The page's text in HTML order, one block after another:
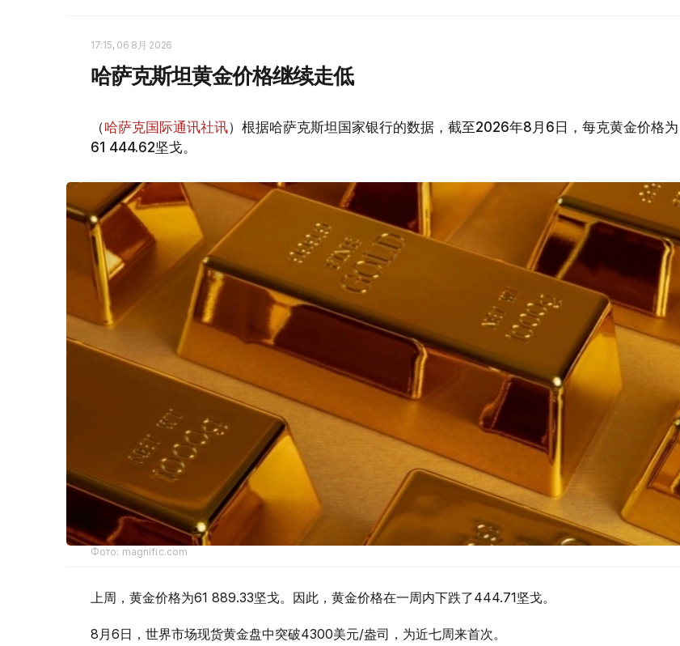
17:15, 06 8月 2026
哈萨克斯坦黄金价格继续走低
（哈萨克国际通讯社讯）根据哈萨克斯坦国家银行的数据，截至2026年8月6日，每克黄金价格为
61 444.62坚戈。
Фото: magnific.com
上周，黄金价格为61 889.33坚戈。因此，黄金价格在一周内下跌了444.71坚戈。
8月6日，世界市场现货黄金盘中突破4300美元/盎司，为近七周来首次。